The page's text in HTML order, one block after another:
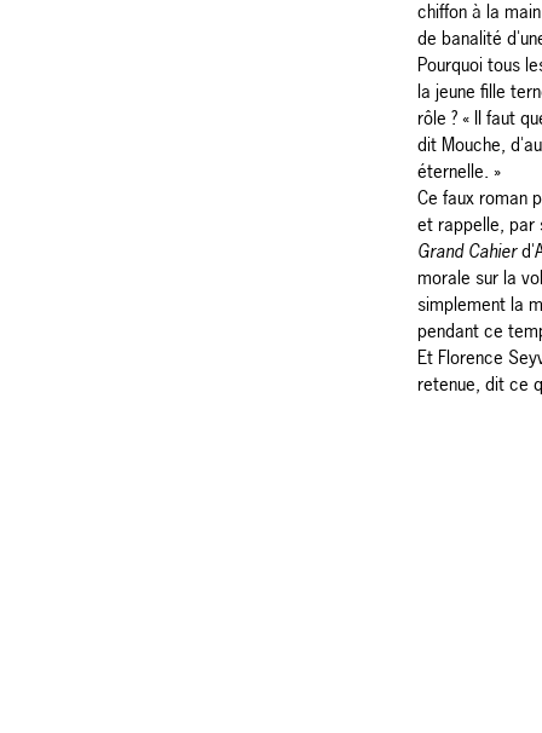
chiffon à la
de banalité
Pourquoi tous
la jeune fille
rôle ? « II faut
dit Mouche,
éternelle. »
Ce faux roman
et rappelle,
Grand Cahier
morale sur la
simplement la
pendant ce
Et Florence
retenue, dit ce